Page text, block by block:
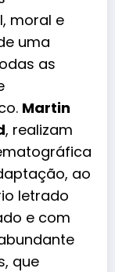
moral e
uma
as
Martin
, realizam
ao
letrado
e com
que